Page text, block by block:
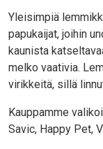
Yleisimpiä
papukaijat, joihin
kaunista
melko vaativia.
virikkeitä, sillä
Kauppamme
Savic, Happy Pet,